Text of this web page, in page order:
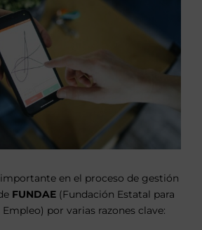
en el proceso de gestión
FUNDAE (Fundación Estatal para
por varias razones clave: